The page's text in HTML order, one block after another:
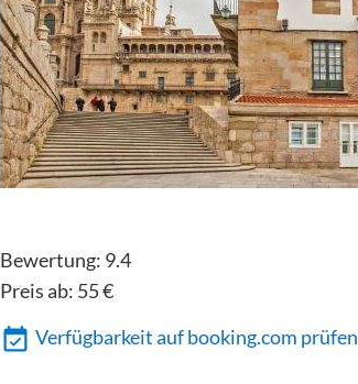
Bewertung: 9.4
Preis ab: 55€
Verfügbarkeit auf booking.com prüfen